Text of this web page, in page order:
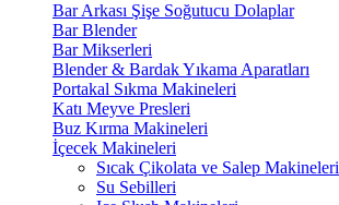
Bar Arkası Şişe Soğutucu Dolaplar
Bar Blender
Bar Mikserleri
Blender & Bardak Yıkama Aparatları
Portakal Sıkma Makineleri
Katı Meyve Presleri
Buz Kırma Makineleri
İçecek Makineleri
Sıcak Çikolata ve Salep Makineleri
Su Sebilleri